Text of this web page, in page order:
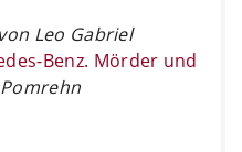
von Leo Gabriel
Benz. Mörder und